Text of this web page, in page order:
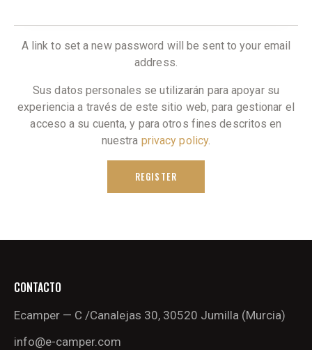
A link to set a new password will be sent to your email
address.
Sus datos personales se utilizarán para apoyar su
experiencia a través de este sitio web, para gestionar el
acceso a su cuenta, y para otros fines descritos en
nuestra privacy policy.
REGISTER
CONTACTO
Ecamper — C /Canalejas 30, 30520 Jumilla (Murcia)
info@e-camper.com